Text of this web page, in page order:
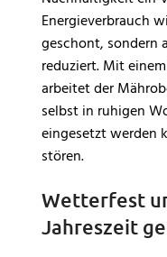
Energieverbrauch
geschont, sondern
reduziert. Mit
arbeitet der
selbst in ruhigen
eingesetzt werden
stören.
Wetterfest
Jahreszeit